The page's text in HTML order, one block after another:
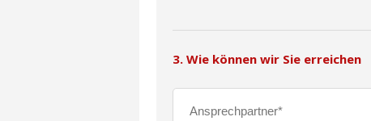
3. Wie können wir Sie erreichen